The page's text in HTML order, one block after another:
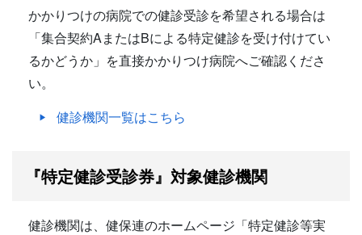
かかりつけの病院での健診受診を希望される場合は
「集合契約AまたはBによる特定健診を受け付けてい
るかどうか」を直接かかりつけ病院へご確認くださ
い。
健診機関一覧はこちら
『特定健診受診券』対象健診機関
健診機関は、健保連のホームページ「特定健診等実